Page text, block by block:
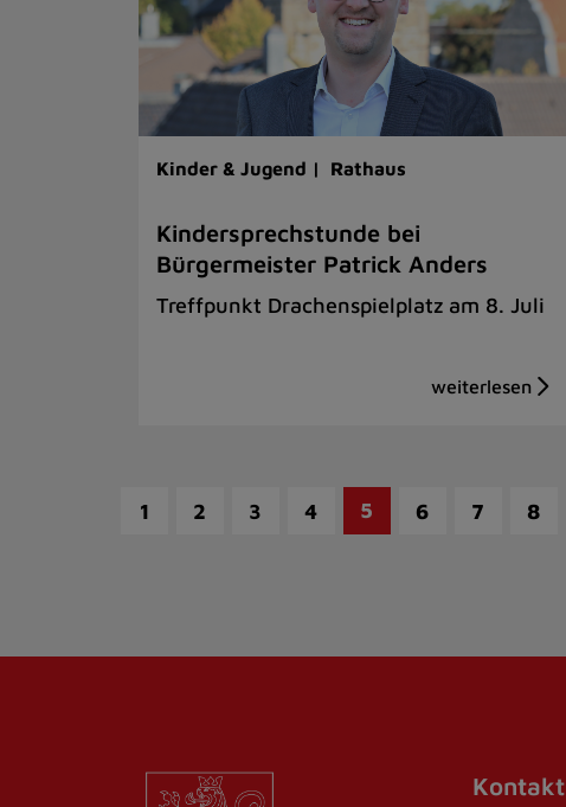
Kinder & Jugend | Rathaus
Kindersprechstunde bei
Bürgermeister Patrick Anders
Treffpunkt Drachenspielplatz am 8. Juli
1 2 3 4 5 6 7 8
Kontakt